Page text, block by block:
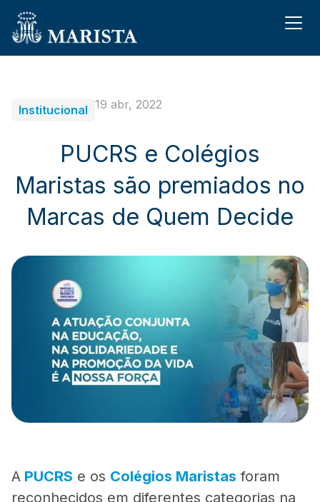
Institucional 19 abr, 2022
PUCRS e Colégios
Maristas são premiados no
Marcas de Quem Decide
A PUCRS e os Colégios Maristas foram
reconhecidos em diferentes categorias na